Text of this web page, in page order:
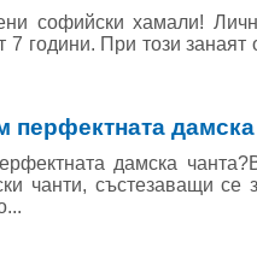
софийски хамали!
7 години. При този
перфектната дамска
дамска
чанти, състезаващи се